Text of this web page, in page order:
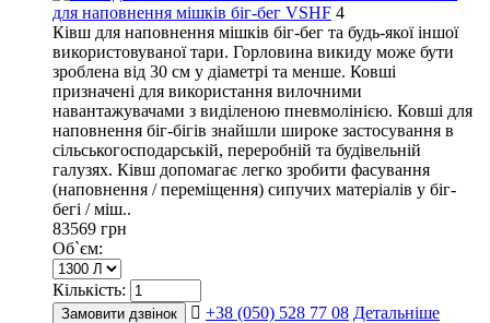
для наповнення мішків біг-бег VSHF 4
Ківш для наповнення мішків біг-бег та будь-якої іншої
використовуваної тари. Горловина викиду може бути
зроблена від 30 см у діаметрі та менше. Ковші
призначені для використання вилочними
навантажувачами з виділеною пневмолінією. Ковші для
наповнення біг-бігів знайшли широке застосування в
сільськогосподарській, переробній та будівельній
галузях. Ківш допомагає легко зробити фасування
(наповнення / переміщення) сипучих матеріалів у біг-
бегі / міш..
83569 грн
Об`єм:
Кількість:
Замовити дзвінок +38 (050) 528 77 08 Детальніше